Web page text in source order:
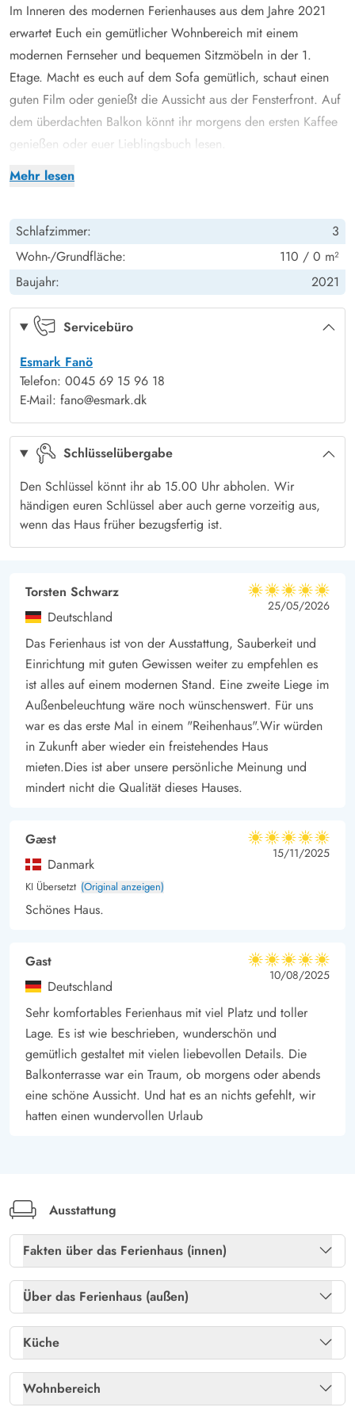
Mehr lesen
Im Inneren des modernen Ferienhauses aus dem Jahre 2021
erwartet Euch ein gemütlicher Wohnbereich mit einem
modernen Fernseher und bequemen Sitzmöbeln in der 1.
Etage. Macht es euch auf dem Sofa gemütlich, schaut einen
guten Film oder genießt die Aussicht aus der Fensterfront. Auf
dem überdachten Balkon könnt ihr morgens den ersten Kaffee
genießen oder euer Lieblingsbuch lesen.
In der oberen Etage findet ihr zudem eines der 2 modernen
verteilen und auch mal zurückziehen.
Die offene Küche im Erdgeschoss ist ein Paradies für
Hobbyköche: Ausgestattet mit einem Weinkühlschrank,
Induktionsherd, Spülmaschine, Mikrowelle und einer Kühl-
Gefrierkombination bietet sie alles, was Ihr für einen geselligen
Rezept aus. Am benachbarten Esstisch könnt ihr bei einem
guten Wein und einem Kartenspiel den Abend gemeinsam
ausklingen lassen.
Teils abgeschirmte Terrasse lädt zum Verweilen ein -
Strandvejen 44E
Die teils überdachte und abgeschirmte Terrasse, die ihr von der
Küche aus erreicht, bietet Euch den perfekten Ort, um die
frische Luft zu genießen. Veranstaltet gesellige Abende mit
einem Gasgrill, der Euch zu leckeren Gerichten unter freiem
Entspannen und Sonnenbaden ein.
Aktivitäten und Erlebnisse auf der Nordseeinsel Fanø
Möglichkeiten für Aktivitäten und Entdeckungen. Nur 300
Meter trennen Euch vom Meer, wo Ihr die Wellen der Nordsee
genießen oder Wassersportarten ausprobieren könnt. Die
einzigartige Lage nah dem Wattenmeer lädt zu Erkundungen
dieser geschützten Naturregion ein.
Die charmanten Inseldörfer und das traditionelle Handwerk der
Region bieten zusätzliche Abwechslung. Einkaufsmöglichkeiten
Metern.
Schlafzimmer:
3
Wohn-/Grundfläche:
110 / 0 m²
Baujahr:
2021
Servicebüro
Esmark Fanö
Telefon: 0045 69 15 96 18
E-Mail: fano@esmark.dk
Schlüsselübergabe
Den Schlüssel könnt ihr ab 15.00 Uhr abholen. Wir
händigen euren Schlüssel aber auch gerne vorzeitig aus,
wenn das Haus früher bezugsfertig ist.
Torsten Schwarz
Deutschland
5 von 5
5 von 5
5 out of 5
25/05/2026
Das Ferienhaus ist von der Ausstattung, Sauberkeit und
Einrichtung mit guten Gewissen weiter zu empfehlen es
ist alles auf einem modernen Stand. Eine zweite Liege im
Außenbeleuchtung wäre noch wünschenswert. Für uns
war es das erste Mal in einem "Reihenhaus".Wir würden
in Zukunft aber wieder ein freistehendes Haus
mieten.Dies ist aber unsere persönliche Meinung und
mindert nicht die Qualität dieses Hauses.
Gæst
Danmark
KI Übersetzt (Original anzeigen)
5 von 5
5 von 5
5 out of 5
15/11/2025
Schönes Haus.
Gast
Deutschland
5 von 5
5 von 5
5 out of 5
10/08/2025
Sehr komfortables Ferienhaus mit viel Platz und toller
Lage. Es ist wie beschrieben, wunderschön und
gemütlich gestaltet mit vielen liebevollen Details. Die
Balkonterrasse war ein Traum, ob morgens oder abends
eine schöne Aussicht. Und hat es an nichts gefehlt, wir
hatten einen wundervollen Urlaub
Ausstattung
Fakten über das Ferienhaus (innen)
Gratis internet
Ja
Waschmaschine Ja
Über das Ferienhaus (außen)
Abstellraum
Ja
Gasgrill Ja
Küche
Kühlschrank
Ja
Wohnbereich